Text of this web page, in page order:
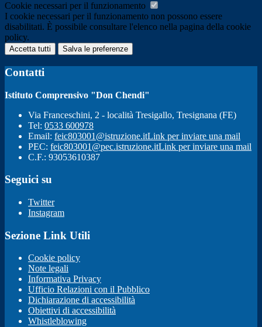
Cookie necessari per il funzionamento
I cookie necessari per il funzionamento non possono essere
disabilitati. È possibile consultare l'elenco nella pagina della cookie
policy.
Accetta tutti Salva le preferenze
Contatti
Istituto Comprensivo "Don Chendi"
Via Franceschini, 2 - località Tresigallo, Tresignana (FE)
Tel: 0533 600978
Email: feic803001@istruzione.itLink per inviare una mail
PEC: feic803001@pec.istruzione.itLink per inviare una mail
C.F.: 93053610387
Seguici su
Twitter
Instagram
Sezione Link Utili
Cookie policy
Note legali
Informativa Privacy
Ufficio Relazioni con il Pubblico
Dichiarazione di accessibilità
Obiettivi di accessibilità
Whistleblowing